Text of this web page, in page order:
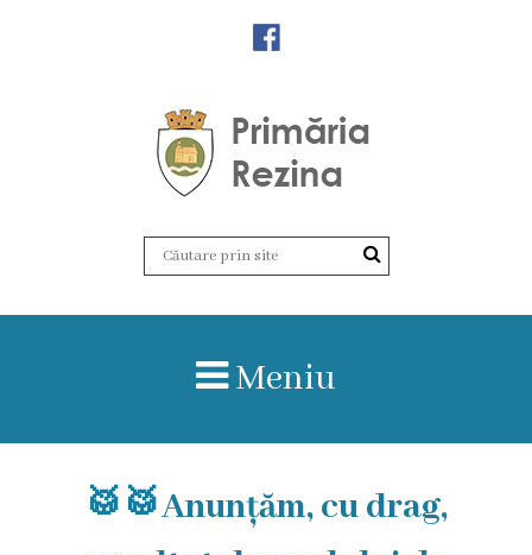
Amalgamare
Meniu
🥁🥁Anunțăm, cu drag,